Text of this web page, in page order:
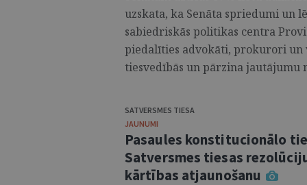
uzskata, ka Senāta spriedumi un
sabiedriskās politikas centra
piedalīties advokāti, prokurori un
tiesvedībās un pārzina jautājumu
SATVERSMES TIESA
JAUNUMI
Pasaules konstitucionālo
Satversmes tiesas
kārtības atjaunošanu